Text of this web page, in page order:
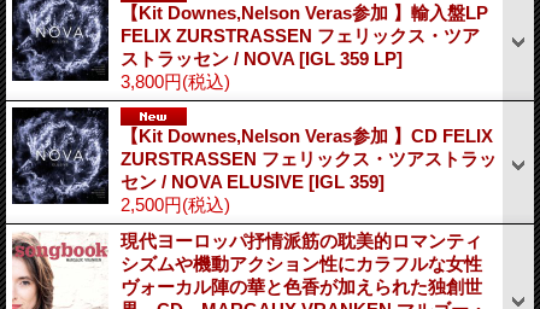
【Kit Downes,Nelson Veras参加 】輸入盤LP
FELIX ZURSTRASSEN フェリックス・ツア
ストラッセン / NOVA [IGL 359 LP]
3,800円(税込)
【Kit Downes,Nelson Veras参加 】CD FELIX
ZURSTRASSEN フェリックス・ツアストラッ
セン / NOVA ELUSIVE [IGL 359]
2,500円(税込)
現代ヨーロッパ抒情派筋の耽美的ロマンティ
シズムや機動アクション性にカラフルな女性
ヴォーカル陣の華と色香が加えられた独創世